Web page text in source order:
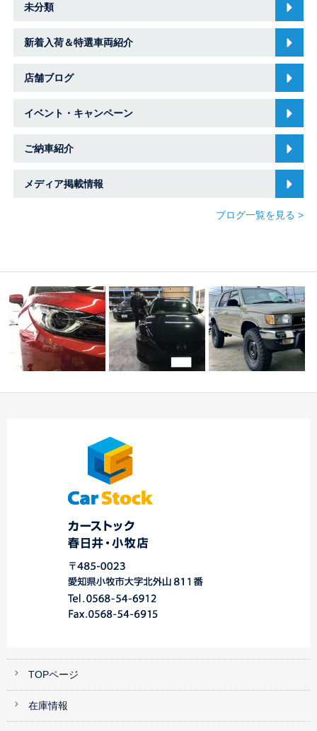
未分類
新着入荷＆特選車両紹介
店舗ブログ
イベント・キャンペーン
ご納車紹介
メディア掲載情報
ブログ一覧を見る >
了
TOPページ
在庫情報